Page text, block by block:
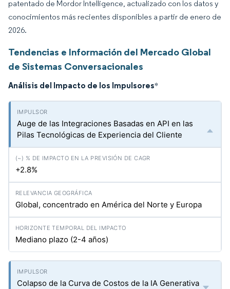
patentado de Mordor Intelligence, actualizado con los datos y
conocimientos más recientes disponibles a partir de enero de
2026.
Tendencias e Información del Mercado Global
de Sistemas Conversacionales
Análisis del Impacto de los Impulsores*
Auge de las Integraciones Basadas en API en las
Pilas Tecnológicas de Experiencia del Cliente
+2.8%
Global, concentrado en América del Norte y Europa
Mediano plazo (2-4 años)
Colapso de la Curva de Costos de la IA Generativa